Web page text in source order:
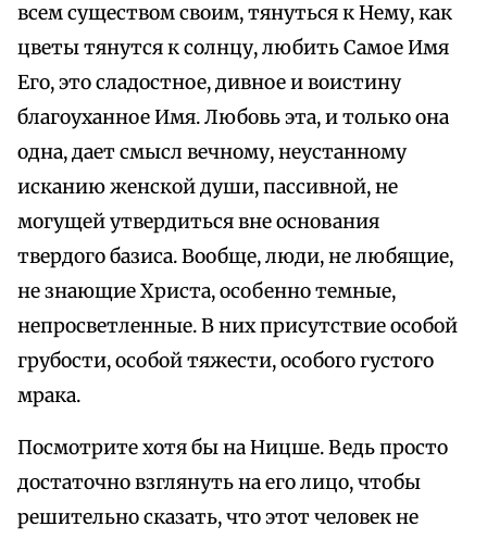
всем существом своим, тянуться к Нему, как
цветы тянутся к солнцу, любить Самое Имя
Его, это сладостное, дивное и воистину
благоуханное Имя. Любовь эта, и только она
одна, дает смысл вечному, неустанному
исканию женской души, пассивной, не
могущей утвердиться вне основания
твердого базиса. Вообще, люди, не любящие,
не знающие Христа, особенно темные,
непросветленные. В них присутствие особой
грубости, особой тяжести, особого густого
мрака.
Посмотрите хотя бы на Ницше. Ведь просто
достаточно взглянуть на его лицо, чтобы
решительно сказать, что этот человек не